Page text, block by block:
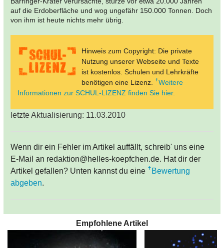
auf die Erdoberfläche und wog ungefähr 150.000 Tonnen. Doch
von ihm ist heute nichts mehr übrig.
Hinweis zum Copyright: Die private
Nutzung unserer Webseite und Texte
ist kostenlos. Schulen und Lehrkräfte
benötigen eine Lizenz.
Weitere
Informationen zur SCHUL-LIZENZ finden Sie hier.
letzte Aktualisierung: 11.03.2010
Wenn dir ein Fehler im Artikel auffällt, schreib' uns eine
E-Mail an redaktion@helles-koepfchen.de. Hat dir der
Artikel gefallen? Unten kannst du eine
Bewertung
abgeben.
Empfohlene Artikel